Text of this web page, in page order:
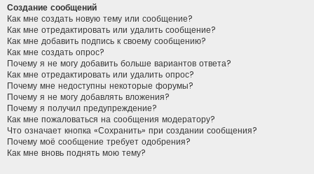
Создание сообщений
Как мне создать новую тему или сообщение?
Как мне отредактировать или удалить сообщение?
Как мне добавить подпись к своему сообщению?
Как мне создать опрос?
Почему я не могу добавить больше вариантов ответа?
Как мне отредактировать или удалить опрос?
Почему мне недоступны некоторые форумы?
Почему я не могу добавлять вложения?
Почему я получил предупреждение?
Как мне пожаловаться на сообщения модератору?
Что означает кнопка «Сохранить» при создании сообщения?
Почему моё сообщение требует одобрения?
Как мне вновь поднять мою тему?